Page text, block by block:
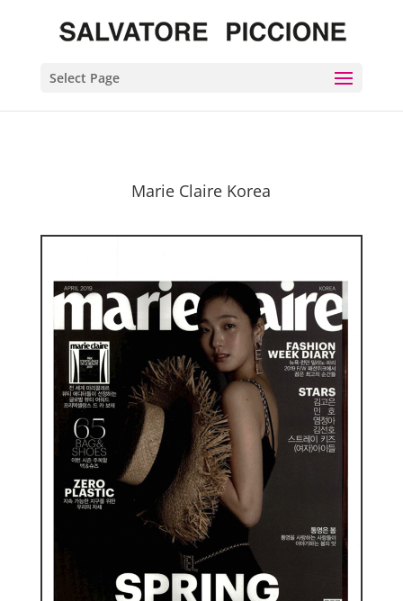
Select Page
Marie Claire Korea